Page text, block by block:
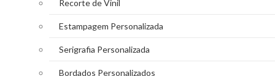
Recorte de Vinil
Estampagem Personalizada
Serigrafia Personalizada
Bordados Personalizados